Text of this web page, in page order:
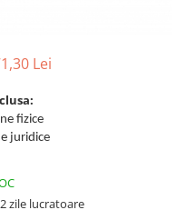
Lei
fizice
juridice
zile lucratoare